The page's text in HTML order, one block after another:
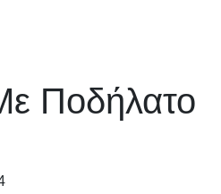
Ποδήλατο